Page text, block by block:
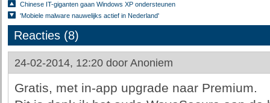
Chinese IT-giganten gaan Windows XP ondersteunen
'Mobiele malware nauwelijks actief in Nederland'
Reacties (8)
24-02-2014, 12:20 door Anoniem
Gratis, met in-app upgrade naar Premium.